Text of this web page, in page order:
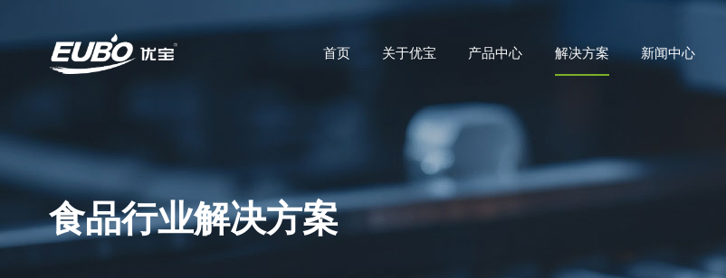
首页 关于优宝 产品中心 解决方案 新闻中心
食品行业解决方案